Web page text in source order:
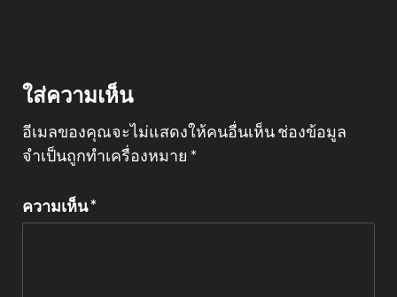
ใส่ความเห็น
อีเมลของคุณจะไม่แสดงให้คนอื่นเห็นช่องข้อมูล
จำเป็นถูกทำเครื่องหมาย *
ความเห็น*